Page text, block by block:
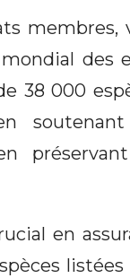
membres,
des
38 000
en
listées